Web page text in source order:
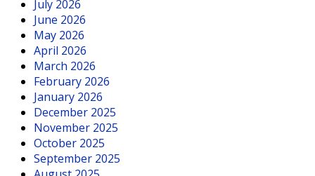
July 2026
June 2026
May 2026
April 2026
March 2026
February 2026
January 2026
December 2025
November 2025
October 2025
September 2025